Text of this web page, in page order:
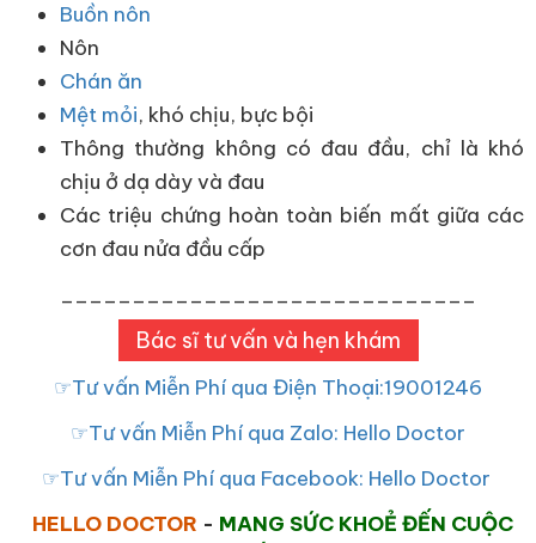
Buồn nôn
Nôn
Chán ăn
Mệt mỏi, khó chịu, bực bội
Thông thường không có đau đầu, chỉ là khó
chịu ở dạ dày và đau
Các triệu chứng hoàn toàn biến mất giữa các
cơn đau nửa đầu cấp
_____________________________
Bác sĩ tư vấn và hẹn khám
☞Tư vấn Miễn Phí qua Điện Thoại:19001246
☞Tư vấn Miễn Phí qua Zalo: Hello Doctor
☞Tư vấn Miễn Phí qua Facebook: Hello Doctor
HELLO DOCTOR - MANG SỨC KHOẺ ĐẾN CUỘC